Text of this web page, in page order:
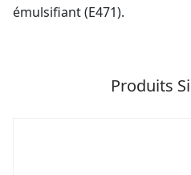
émulsifiant (E471).
Produits